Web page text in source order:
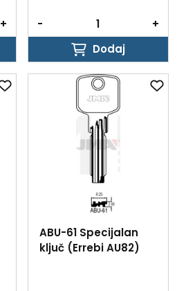
+
-
+
Dodaj
Dodaj
ABU-61 Specijalan
ključ (Errebi AU82)